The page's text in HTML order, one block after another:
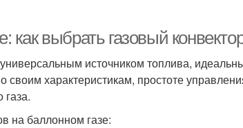
выбрать газовый
источником топлива,
характеристикам, простоте
газа.
на баллонном газе: